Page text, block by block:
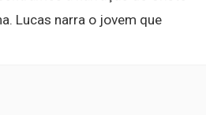
Lucas narra o jovem que